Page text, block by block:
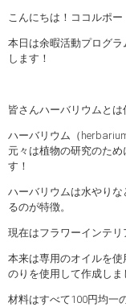
こんにちは！ココルポー
本日は余暇活動プログ
します！
皆さんハーバリウムとは
ハーバリウム（
元々は植物の研究のた
す！
ハーバリウムは水やり
るのが特徴。
現在はフラワーインテ
本来は専用のオイルを
のりを使用して作成しま
材料はすべて100円均一